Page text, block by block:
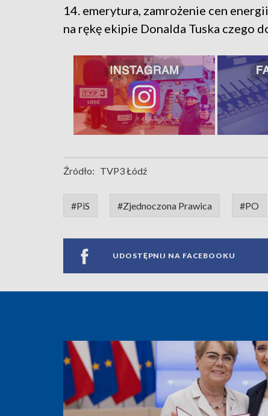
14. emerytura, zamrożenie cen
na rękę ekipie Donalda Tuska czego
Źródło: TVP3 Łódź
#PiS #Zjednoczona Prawica #PO
UDOSTĘPNIJ NA FACEBOOKU